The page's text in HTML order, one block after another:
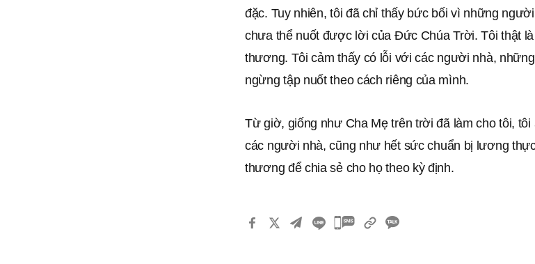
đặc. Tuy nhiên, tôi đã chỉ thấy bức bối vì những
chưa thể nuốt được lời của Đức Chúa Trời. Tôi thật
thương. Tôi cảm thấy có lỗi với các người nhà,
ngừng tập nuốt theo cách riêng của mình.
Từ giờ, giống như Cha Mẹ trên trời đã làm cho tôi,
các người nhà, cũng như hết sức chuẩn bị lương
thương để chia sẻ cho họ theo kỳ định.
카